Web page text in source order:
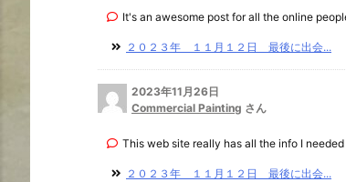
It's an awesome post for all the online
２０２３年 １１月１２日 最後に出会...
2023年11月26日
Commercial Painting さん
This web site really has all the info I
２０２３年 １１月１２日 最後に出会...